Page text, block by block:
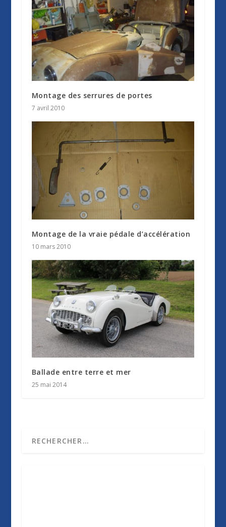
Montage des serrures de portes
7 avril 2010
Montage de la vraie pédale d’accélération
10 mars 2010
Ballade entre terre et mer
25 mai 2014